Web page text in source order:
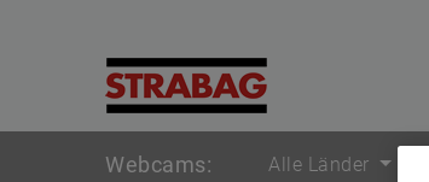
Webcams: Alle Länder